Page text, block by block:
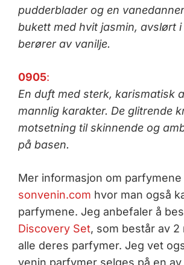
pudderblader og en
bukett med hvit jasmin, avslørt
berører av vanilje.
0905:
En duft med sterk, karismatisk
mannlig karakter. De glitrende
motsetning til skinnende og
på basen.
Mer informasjon om parfymene
sonvenin.com hvor man også
parfymene. Jeg anbefaler å
Discovery Set, som består av 2
alle deres parfymer. Jeg vet
venin parfymer selges på en av